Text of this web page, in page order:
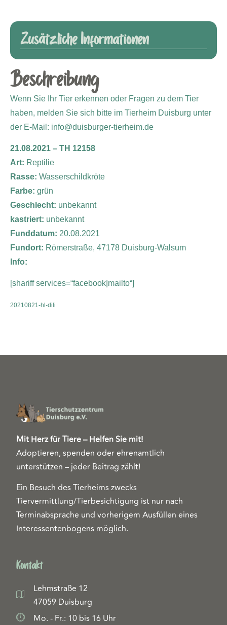
Zusätzliche Informationen
Beschreibung
Wenn Sie Ihr Tier erkennen oder Fragen zu dem Tier
haben, melden Sie sich bitte im Tierheim Duisburg unter
der E-Mail: info@duisburger-tierheim.de
21.08.2021 – TH 12158
Art: Reptilie
Rasse: Wasserschildkröte
Farbe: grün
Geschlecht: unbekannt
kastriert: unbekannt
Funddatum: 20.08.2021
Fundort: Römerstraße, 47178 Duisburg-Walsum
Info:
[shariff services=“facebook|mailto“]
20210821-hl-dili
Mit Herz für Tiere – Helfen Sie mit!
Adoptieren, spenden oder ehrenamtlich
unterstützen – jeder Beitrag zählt!
Ein Besuch des Tierheims zwecks
Tiervermittlung/Tierbesichtigung ist nur nach
Terminabsprache und vorherigem Ausfüllen eines
Interessentenbogens möglich.
Kontakt
Lehmstraße 12
47059 Duisburg
Mo. - Fr.: 10 bis 16 Uhr